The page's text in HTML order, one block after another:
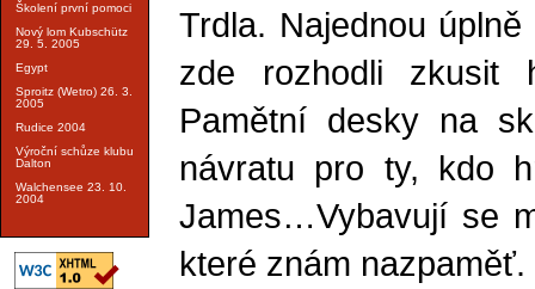
Školení první pomoci
Nový lom Kubschütz
29. 5. 2005
Egypt
Sproitz (Wetro) 26. 3.
2005
Rudice 2004
Výroční schůze klubu
Dalton
Walchensee 23. 10.
2004
Trdla. Najednou
zde rozhodli zkusit
Pamětní desky na
návratu pro ty, kdo
James…Vybavují se
které znám nazpaměť.